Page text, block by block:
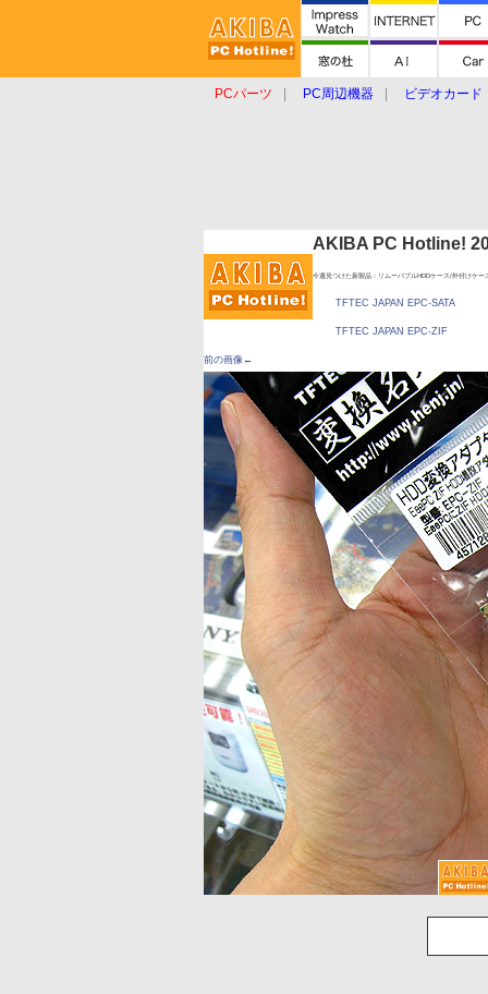
PCパーツ PC周辺機器
ビデオカード
AKIBA PC Hotline!
今週見つけた新製品：リムーバブルHDDケース/外付けケー
TFTEC JAPAN EPC-SATA
TFTEC JAPAN EPC-ZIF
前の画像←